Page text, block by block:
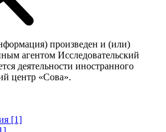
произведен и (или)
агентом Исследовательский
деятельности иностранного
центр «Сова».
[1]